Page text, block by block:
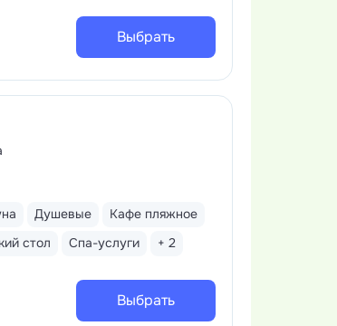
Выбрать
Душевые
Кафе пляжное
стол Спа-услуги + 2
Выбрать